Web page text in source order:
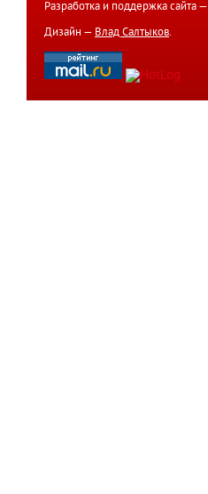
Разработка и поддержка сайта —
Дизайн — Влад Салтыков.